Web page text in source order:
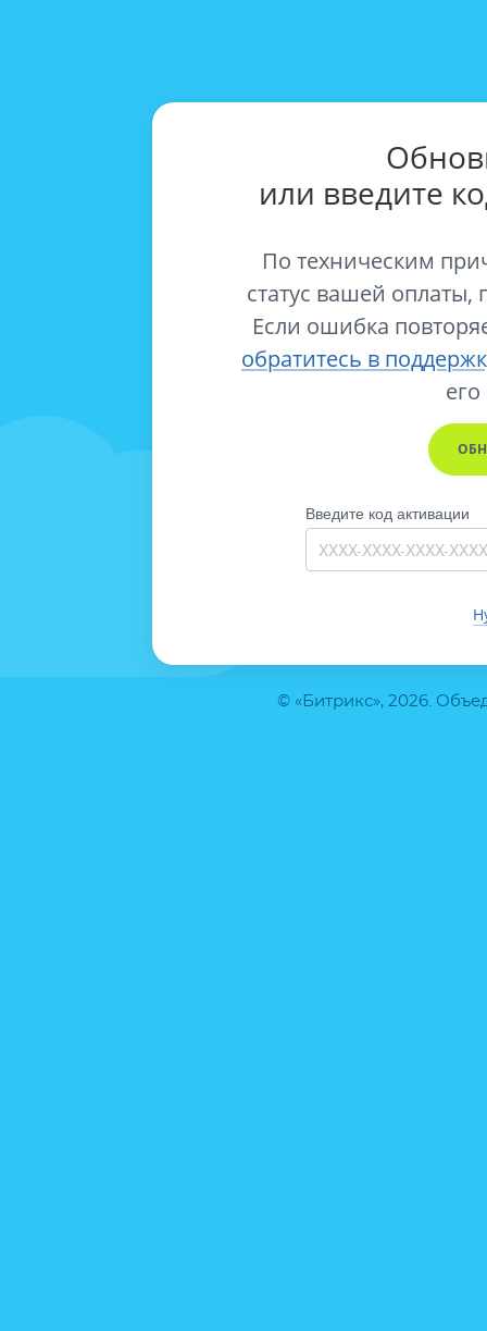
© «Битрикс», 2026.
или введите
По техническим
статус вашей оплаты,
Если ошибка
обратитесь в
его
Введите код активации